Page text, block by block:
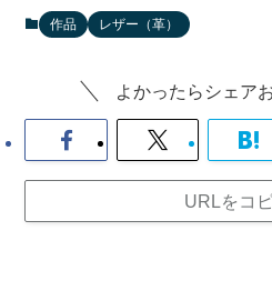
作品 レザー（革）
よかったらシェア
URLをコ